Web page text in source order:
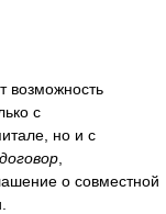
возможность
с
но и с
договор
о совместной